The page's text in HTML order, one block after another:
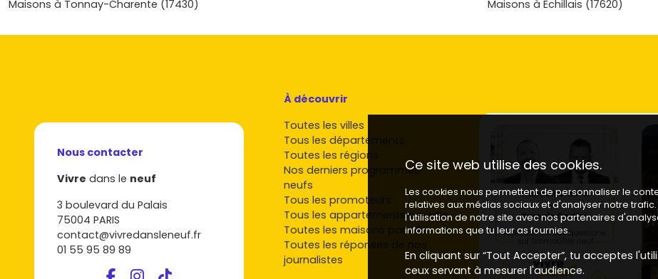
repérer les opportunités du moment sans perdre de temps à éplucher
livraison pour concrétiser ton projet dans les meilleures conditions.
Maisons à Tonnay-Charente (17430)
Maisons à Échillais (17620)
Nous contacter
Vivre dans le neuf
3 boulevard du Palais
75004 PARIS
contact@vivredansleneuf.fr
01 55 95 89 89
À découvrir
Toutes les villes
Tous les départements
Toutes les régions
Nos derniers programmes
neufs
Tous les promoteurs
Tous les appartements par ville
Toutes les maisons par ville
Toutes les réponses de nos
journalistes
Ce site web utilise des cookies.
Les cookies nous permettent de personnaliser le
relatives aux médias sociaux et d'analyser notre
l'utilisation de notre site avec nos partenaires
informations que tu leur as fournies.
En cliquant sur “Tout Accepter”, tu acceptes
ceux servant à mesurer l'audience.